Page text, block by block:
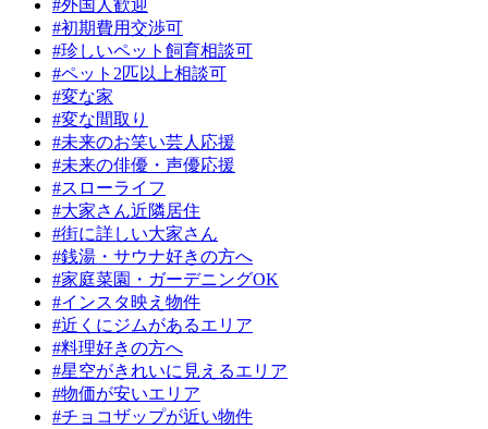
#外国人歓迎
#初期費用交渉可
#珍しいペット飼育相談可
#ペット2匹以上相談可
#変な家
#変な間取り
#未来のお笑い芸人応援
#未来の俳優・声優応援
#スローライフ
#大家さん近隣居住
#街に詳しい大家さん
#銭湯・サウナ好きの方へ
#家庭菜園・ガーデニングOK
#インスタ映え物件
#近くにジムがあるエリア
#料理好きの方へ
#星空がきれいに見えるエリア
#物価が安いエリア
#チョコザップが近い物件